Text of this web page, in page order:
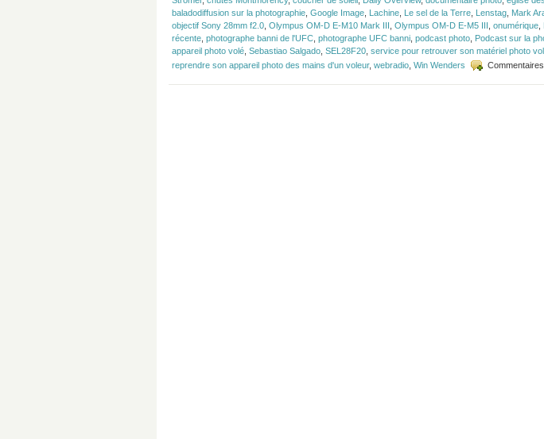
baladodiffusion sur la photographie Google Image Lachine Le sel de la Terre Lenstag Mark
objectif Sony 28mm f2.0 Olympus OM-D E-M10 Mark III Olympus OM-D E-M5 III onumérique
récente photographe banni de l'UFC photographe UFC banni podcast photo Podcast sur la
appareil photo volé Sebastiao Salgado SEL28F20 service pour retrouver son matériel photo
reprendre son appareil photo des mains d'un voleur, webradio Win Wenders